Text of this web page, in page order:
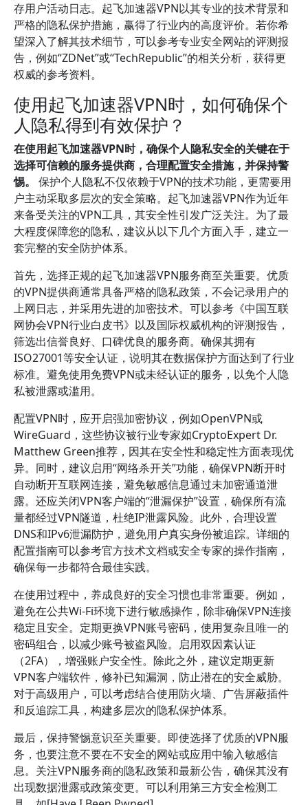
存用户活动日志。起飞加速器VPN以其专业的技术背景和
严格的隐私保护措施，赢得了行业内的高度评价。若你希
望深入了解其技术细节，可以参考专业安全网站的评测报
告，例如“ZDNet”或“TechRepublic”的相关分析，获得更
权威的参考资料。
使用起飞加速器VPN时，如何确保个
人隐私得到有效保护？
在使用起飞加速器VPN时，确保个人隐私安全的关键在于
选择可信赖的服务提供商，合理配置安全措施，并保持警
惕。
保护个人隐私不仅依赖于VPN的技术功能，更需要用
户主动采取多层次的安全策略。起飞加速器VPN作为近年
来备受关注的VPN工具，其安全性引发广泛关注。为了最
大程度保障您的隐私，建议从以下几个方面入手，建立一
套完整的安全防护体系。
首先，选择正规的起飞加速器VPN服务商至关重要。优质
的VPN提供商通常具备严格的隐私政策，不会记录用户的
上网日志，并采用先进的加密技术。可以参考《中国互联
网协会VPN行业白皮书》以及国际权威机构的评测报告，
筛选出信誉良好、口碑优良的服务商。确保其拥有
ISO27001等安全认证，说明其在数据保护方面达到了行业
标准。避免使用免费VPN或未经认证的服务，以免个人隐
私被泄露或滥用。
配置VPN时，应开启强加密协议，例如OpenVPN或
WireGuard，这些协议被行业专家如CryptoExpert Dr.
Matthew Green推荐，因其在安全性和稳定性方面表现优
异。同时，建议启用“网络杀开关”功能，确保VPN断开时
自动断开互联网连接，避免敏感信息通过未加密通道泄
露。还应关闭VPN客户端的“泄漏保护”设置，确保所有流
量都经过VPN隧道，杜绝IP泄露风险。此外，合理设置
DNS和IPv6泄漏防护，避免用户真实身份被追踪。详细的
配置指南可以参考官方技术文档或安全专家的操作指南，
确保每一步都符合最佳实践。
在使用过程中，养成良好的安全习惯也非常重要。例如，
避免在公共Wi-Fi环境下进行敏感操作，除非确保VPN连接
稳定且安全。定期更换VPN账号密码，使用复杂且唯一的
密码组合，以减少账号被盗风险。启用双因素认证
（2FA），增强账户安全性。除此之外，建议定期更新
VPN客户端软件，修补已知漏洞，防止潜在的安全威胁。
对于高级用户，可以考虑结合使用防火墙、广告屏蔽插件
和反追踪工具，构建多层次的隐私保护体系。
最后，保持警惕意识至关重要。即使选择了优质的VPN服
务，也要注意不要在不安全的网站或应用中输入敏感信
息。关注VPN服务商的隐私政策和最新公告，确保其没有
出现数据泄露或政策变更。可以利用第三方安全检测工